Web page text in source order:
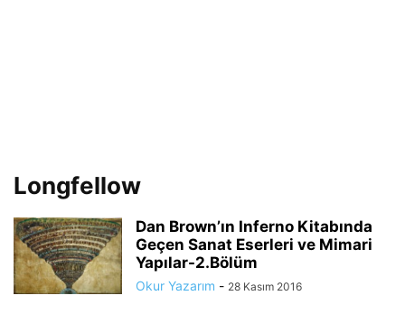
Longfellow
Dan Brown’ın Inferno Kitabında
Geçen Sanat Eserleri ve Mimari
Yapılar-2.Bölüm
Okur Yazarım - 28 Kasım 2016